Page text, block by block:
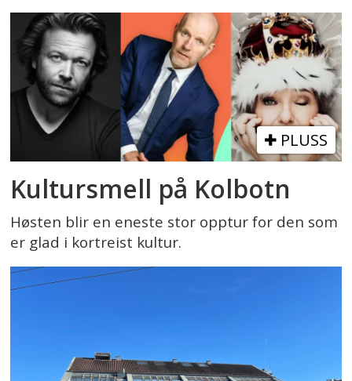
PLUSS
Kultursmell på Kolbotn
Høsten blir en eneste stor opptur for den som
er glad i kortreist kultur.